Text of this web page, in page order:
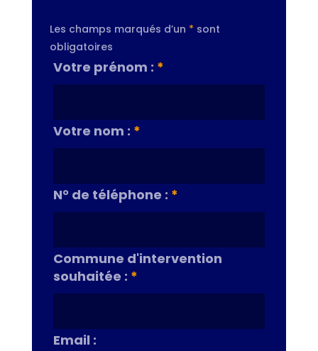
Les champs marqués d’un * sont
obligatoires
Votre prénom : *
Votre nom : *
N° de téléphone : *
Commune d'intervention
souhaitée : *
Email :